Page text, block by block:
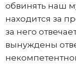
обвинять наш
находится за
за него
вынуждены